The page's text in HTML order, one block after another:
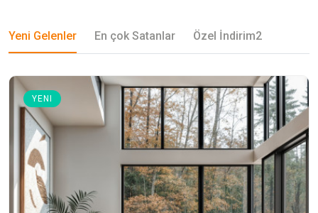
Yeni Gelenler En çok Satanlar Özel İndirim2
YENI